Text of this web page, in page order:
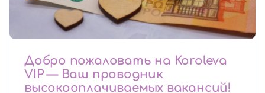
Добро пожаловать на Koroleva
VIP — Ваш проводник
высокооплачиваемых вакансий!